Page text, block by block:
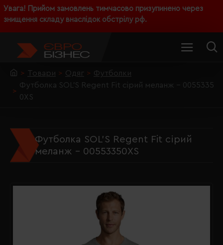
Увага! Прийом замовлень тимчасово призупинено через
знищення складу внаслідок обстрілу рф.
Товари Одяг
Футболки
Футболка SOL'S Regent Fit сірий меланж - 0055335
0XS
Футболка SOL'S Regent Fit сірий
меланж - 00553350XS